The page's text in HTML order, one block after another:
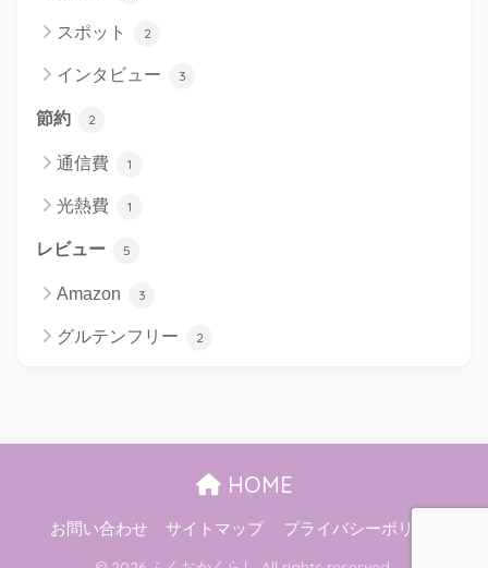
スポット 2
インタビュー 3
節約 2
通信費 1
光熱費 1
レビュー 5
Amazon 3
グルテンフリー 2
HOME
お問い合わせ サイトマップ プライバシーポリシー